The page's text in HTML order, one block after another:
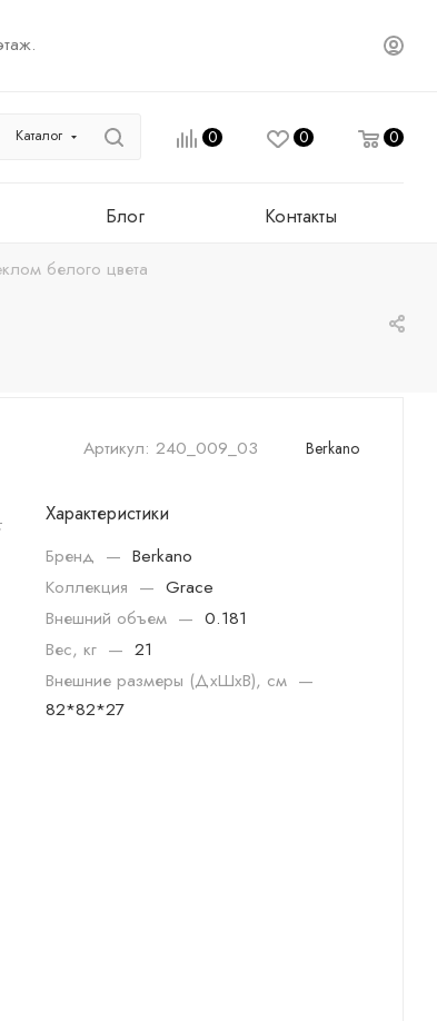
Каталог 0 0 0
Блог Контакты
белого цвета
Артикул: 240_009_03 Berkano
Характеристики
Бренд — Berkano
Коллекция — Grace
Внешний объем — 0.181
Вес, кг — 21
Внешние размеры (ДхШхВ), см —
82*82*27